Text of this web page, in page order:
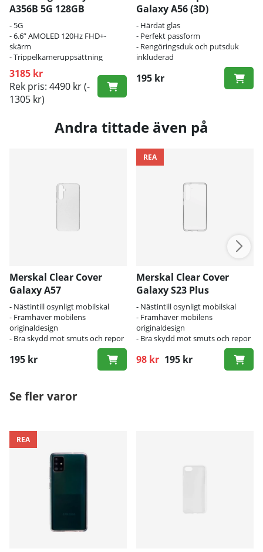
A356B 5G 128GB
- 5G
- 6.6” AMOLED 120Hz FHD+-
skärm
- Trippelkameruppsättning
3185 kr
Rek pris: 4490 kr(-
1305 kr)
Galaxy A56 (3D)
- Härdat glas
- Perfekt passform
- Rengöringsduk och putsduk
inkluderad
195 kr
Andra tittade även på
Merskal Clear Cover
Galaxy A57
- Nästintill osynligt mobilskal
- Framhäver mobilens
originaldesign
- Bra skydd mot smuts och repor
195 kr
REA
Merskal Clear Cover
Galaxy S23 Plus
- Nästintill osynligt mobilskal
- Framhäver mobilens
originaldesign
- Bra skydd mot smuts och repor
98 kr 195 kr
Ordinarie pris:
Se fler varor
REA